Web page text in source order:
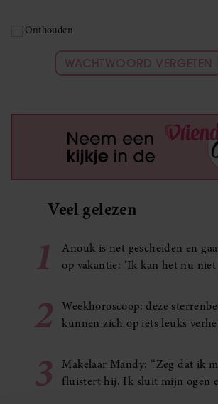
Onthouden
WACHTWOORD VERGETEN
Veel gelezen
1
Anouk is net gescheiden en
op vakantie: ‘Ik kan het nu niet
2
Weekhoroscoop: deze
kunnen zich op iets leuks
3
Makelaar Mandy: ‘‘Zeg dat ik
fluistert hij. Ik sluit mijn ogen